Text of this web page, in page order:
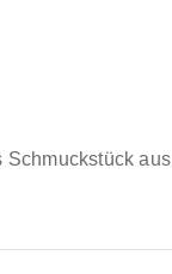
Schmuckstück